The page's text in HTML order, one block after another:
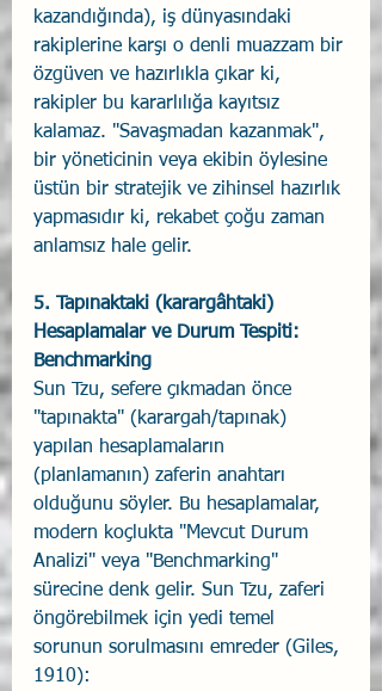
kazandığında), iş dünyasındaki
rakiplerine karşı o denli muazzam bir
özgüven ve hazırlıkla çıkar ki,
rakipler bu kararlılığa kayıtsız
kalamaz. "Savaşmadan kazanmak",
bir yöneticinin veya ekibin öylesine
üstün bir stratejik ve zihinsel hazırlık
yapmasıdır ki, rekabet çoğu zaman
anlamsız hale gelir.
5. Tapınaktaki (karargâhtaki)
Hesaplamalar ve Durum Tespiti:
Benchmarking
Sun Tzu, sefere çıkmadan önce
"tapınakta" (karargah/tapınak)
yapılan hesaplamaların
(planlamanın) zaferin anahtarı
olduğunu söyler. Bu hesaplamalar,
modern koçlukta "Mevcut Durum
Analizi" veya "Benchmarking"
sürecine denk gelir. Sun Tzu, zaferi
öngörebilmek için yedi temel
sorunun sorulmasını emreder (Giles,
1910):